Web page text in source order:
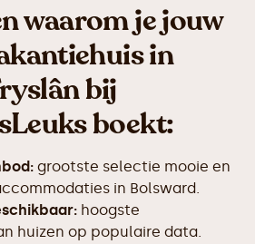
waarom je jouw
in
bij
boekt:
grootste selectie mooie en
in Bolsward.
hoogste
huizen op populaire data.